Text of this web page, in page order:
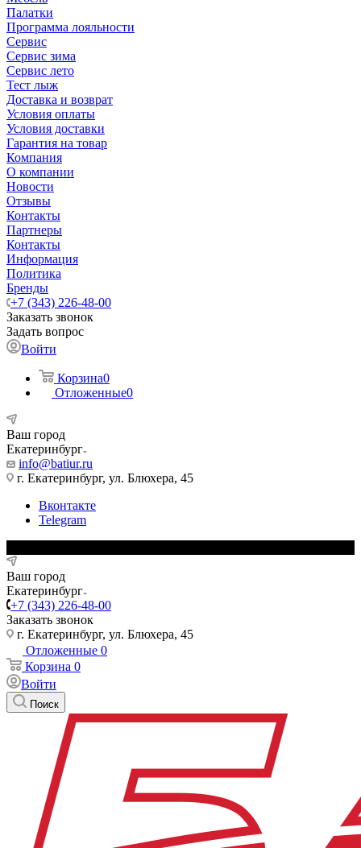
Палатки
Программа лояльности
Сервис
Сервис зима
Сервис лето
Тест лыж
Доставка и возврат
Условия оплаты
Условия доставки
Гарантия на товар
Компания
О компании
Новости
Отзывы
Контакты
Партнеры
Контакты
Информация
Политика
Бренды
+7 (343) 226-48-00
Заказать звонок
Задать вопрос
Войти
Корзина0
Отложенные0
Ваш город
Екатеринбург
info@batiur.ru
г. Екатеринбург, ул. Блюхера, 45
Вконтакте
Telegram
Ваш город
Екатеринбург
+7 (343) 226-48-00
Заказать звонок
г. Екатеринбург, ул. Блюхера, 45
Отложенные 0
Корзина 0
Войти
Поиск